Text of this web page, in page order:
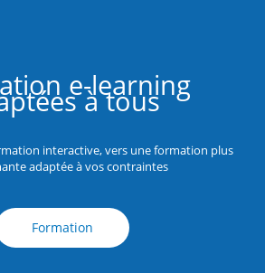
e-learning
à tous
interactive, vers une formation plus
adaptée à vos contraintes
Formation